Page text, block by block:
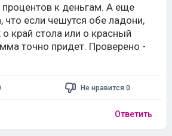
процентов к деньгам. А еще
что если чешутся обе ладони,
о край стола или о красный
точно придет. Проверено -
Не нравится 0
Ответить